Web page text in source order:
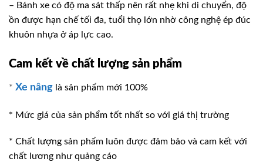
– Bánh xe có độ ma sát thấp nên rất nhẹ khi di chuyển, độ
ồn được hạn chế tối đa, tuổi thọ lớn nhờ công nghệ ép đúc
khuôn nhựa ở áp lực cao.
Cam kết về chất lượng sản phẩm
* Xe nâng là sản phẩm mới 100%
* Mức giá của sản phẩm tốt nhất so với giá thị trường
* Chất lượng sản phẩm luôn được đảm bảo và cam kết với
chất lương như quảng cáo